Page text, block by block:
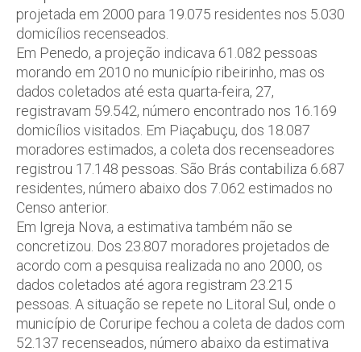
projetada em 2000 para 19.075 residentes nos 5.030
domicílios recenseados.
Em Penedo, a projeção indicava 61.082 pessoas
morando em 2010 no município ribeirinho, mas os
dados coletados até esta quarta-feira, 27,
registravam 59.542, número encontrado nos 16.169
domicílios visitados. Em Piaçabuçu, dos 18.087
moradores estimados, a coleta dos recenseadores
registrou 17.148 pessoas. São Brás contabiliza 6.687
residentes, número abaixo dos 7.062 estimados no
Censo anterior.
Em Igreja Nova, a estimativa também não se
concretizou. Dos 23.807 moradores projetados de
acordo com a pesquisa realizada no ano 2000, os
dados coletados até agora registram 23.215
pessoas. A situação se repete no Litoral Sul, onde o
município de Coruripe fechou a coleta de dados com
52.137 recenseados, número abaixo da estimativa